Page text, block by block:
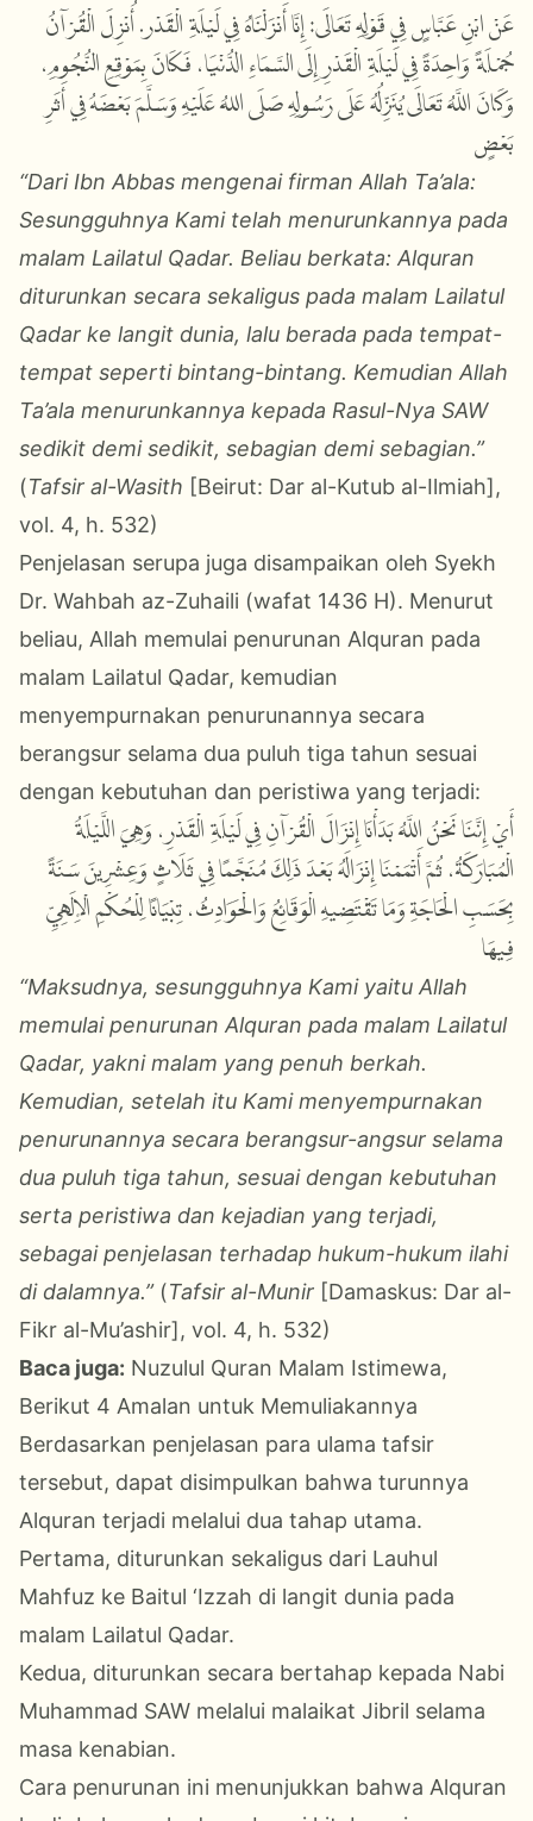
عَنْ ابْنِ عَبَّاسٍ فِي قَوْلِهِ تَعَالَى: إِنَّا أَنْزَلْنَاهُ فِي لَيْلَةِ الْقَدْر. أُنْزِلَ الْقُرْآنُ
جُمْلَةً وَاحِدَةً فِي لَيْلَةِ الْقَدْرِ إِلَى السَّمَاءِ الدُّنْيَا، فَكَانَ بِمَوْقِعِ النُّجُومِ،
وَكَانَ اللَّهُ تَعَالَى يُنَزِّلُهُ عَلَى رَسُولِهِ صَلَى اللهُ عَلَيْهِ وَسَلَّمَ بَعْضَهُ فِي أَثَرِ
بَعْضٍ
“Dari Ibn Abbas mengenai firman Allah Ta’ala:
Sesungguhnya Kami telah menurunkannya pada
malam Lailatul Qadar. Beliau berkata: Alquran
diturunkan secara sekaligus pada malam Lailatul
Qadar ke langit dunia, lalu berada pada tempat-
tempat seperti bintang-bintang. Kemudian Allah
Ta’ala menurunkannya kepada Rasul-Nya SAW
sedikit demi sedikit, sebagian demi sebagian.”
(Tafsir al-Wasith [Beirut: Dar al-Kutub al-Ilmiah],
vol. 4, h. 532)
Penjelasan serupa juga disampaikan oleh Syekh
Dr. Wahbah az-Zuhaili (wafat 1436 H). Menurut
beliau, Allah memulai penurunan Alquran pada
malam Lailatul Qadar, kemudian
menyempurnakan penurunannya secara
berangsur selama dua puluh tiga tahun sesuai
dengan kebutuhan dan peristiwa yang terjadi:
أَيْ إِنَّنَا نَحْنُ اللَّهُ بَدَأْنَا إِنْزَالَ الْقُرْآنِ فِي لَيْلَةِ الْقَدْرِ، وَهِيَ اللَّيْلَةُ
الْمُبَارَكَةُ، ثُمَّ أَتْمَمْنَا إِنْزَالَهُ بَعْدَ ذَلِكَ مُنَجَّمًا فِي ثَلَاثٍ وَعِشْرِينَ سَنَةً
بِحَسَبِ الْحَاجَةِ وَمَا تَقْتَضِيهِ الْوَقَائِعُ وَالْحَوَادِثُ، تِبْيَانًا لِلْحُكْمِ الْإِلَهِيِّ
فِيهَا
“Maksudnya, sesungguhnya Kami yaitu Allah
memulai penurunan Alquran pada malam Lailatul
Qadar, yakni malam yang penuh berkah.
Kemudian, setelah itu Kami menyempurnakan
penurunannya secara berangsur-angsur selama
dua puluh tiga tahun, sesuai dengan kebutuhan
serta peristiwa dan kejadian yang terjadi,
sebagai penjelasan terhadap hukum-hukum ilahi
di dalamnya.”(Tafsir al-Munir [Damaskus: Dar al-
Fikr al-Mu’ashir], vol. 4, h. 532)
Baca juga: Nuzulul Quran Malam Istimewa,
Berikut 4 Amalan untuk Memuliakannya
Berdasarkan penjelasan para ulama tafsir
tersebut, dapat disimpulkan bahwa turunnya
Alquran terjadi melalui dua tahap utama.
Pertama, diturunkan sekaligus dari Lauhul
Mahfuz ke Baitul ‘Izzah di langit dunia pada
malam Lailatul Qadar.
Kedua, diturunkan secara bertahap kepada Nabi
Muhammad SAW melalui malaikat Jibril selama
masa kenabian.
Cara penurunan ini menunjukkan bahwa Alquran